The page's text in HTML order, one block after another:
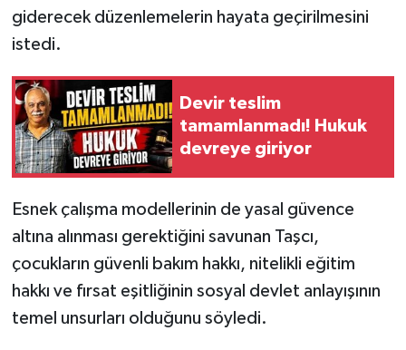
giderecek düzenlemelerin hayata geçirilmesini
istedi.
Devir teslim
tamamlanmadı! Hukuk
devreye giriyor
Esnek çalışma modellerinin de yasal güvence
altına alınması gerektiğini savunan Taşcı,
çocukların güvenli bakım hakkı, nitelikli eğitim
hakkı ve fırsat eşitliğinin sosyal devlet anlayışının
temel unsurları olduğunu söyledi.